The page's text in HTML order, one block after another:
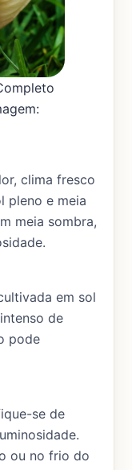
clima fresco
pleno e meia
meia sombra,
em sol
de
pode
se de
ou no frio do